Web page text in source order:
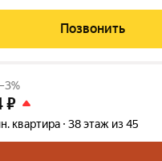
ЖК Eniteo (Энитео) жилой комплекс,
Позвонить
–3%
₽
квартира 38 этаж из 45